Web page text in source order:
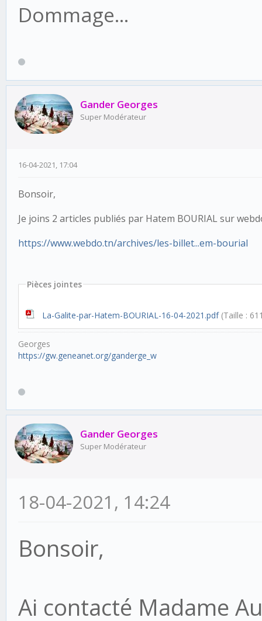
Dommage...
Gander Georges
Super Modérateur
16-04-2021, 17:04
Bonsoir,
Je joins 2 articles publiés par Hatem BOURIAL sur
https://www.webdo.tn/archives/les-billet...em-bourial
Pièces jointes
La-Galite-par-Hatem-BOURIAL-16-04-2021.pdf(Taille :
Georges
https://gw.geneanet.org/ganderge_w
Gander Georges
Super Modérateur
18-04-2021, 14:24
Bonsoir,
Ai contacté Madame